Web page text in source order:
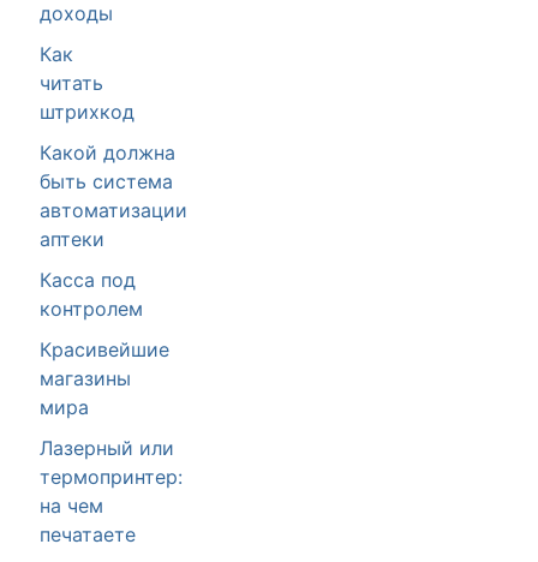
доходы
Как
читать
штрихкод
Какой должна
быть система
автоматизации
аптеки
Касса под
контролем
Красивейшие
магазины
мира
Лазерный или
термопринтер:
на чем
печатаете